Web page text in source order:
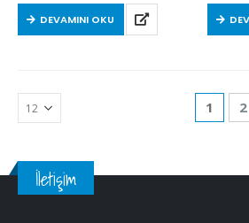
DEVAMINI OKU
1 2
İletişim